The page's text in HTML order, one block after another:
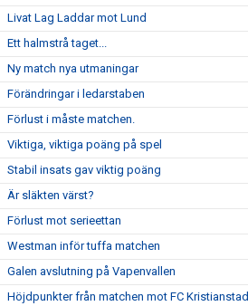
Livat Lag Laddar mot Lund
Ett halmstrå taget...
Ny match nya utmaningar
Förändringar i ledarstaben
Förlust i måste matchen.
Viktiga, viktiga poäng på spel
Stabil insats gav viktig poäng
Är släkten värst?
Förlust mot serieettan
Westman inför tuffa matchen
Galen avslutning på Vapenvallen
Höjdpunkter från matchen mot FC Kristianstad